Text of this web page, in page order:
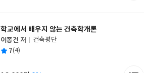
학교에서 배우지 않는 건축학개론
글
쓴
이종건 저
출
사
건축평단
평 7(4)